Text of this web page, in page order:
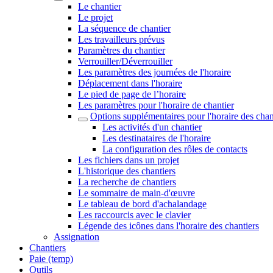
Le chantier
Le projet
La séquence de chantier
Les travailleurs prévus
Paramètres du chantier
Verrouiller/Déverrouiller
Les paramètres des journées de l'horaire
Déplacement dans l'horaire
Le pied de page de l’horaire
Les paramètres pour l'horaire de chantier
Options supplémentaires pour l'horaire des
Les activités d'un chantier
Les destinataires de l'horaire
La configuration des rôles de contacts
Les fichiers dans un projet
L'historique des chantiers
La recherche de chantiers
Le sommaire de main-d'œuvre
Le tableau de bord d'achalandage
Les raccourcis avec le clavier
Légende des icônes dans l'horaire des chantiers
Assignation
Chantiers
Paie (temp)
Outils